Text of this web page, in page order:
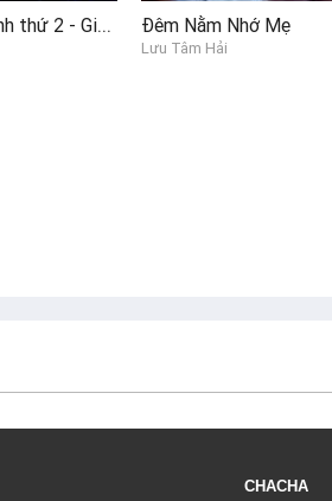
LK Bức thư tình thứ 2 - Giọt sướng đêm - Với anh em vẫn là cô bé - Honey Đêm Nằm Nhớ Mẹ
Lưu Tâm Hải
CHACHA